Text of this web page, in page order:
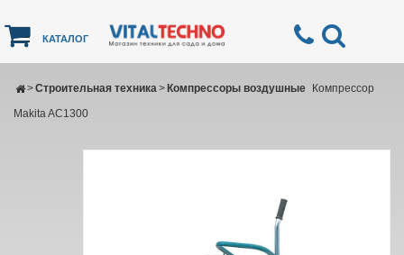
КАТАЛОГ
Строительная техника
> Компрессоры воздушные
>
Компрессор
Makita AC1300